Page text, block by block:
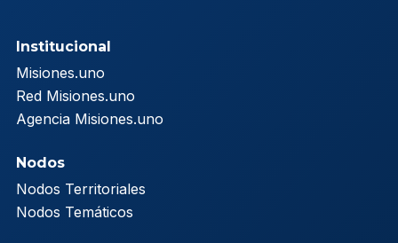
Institucional
Misiones.uno
Red Misiones.uno
Agencia Misiones.uno
Nodos
Nodos Territoriales
Nodos Temáticos